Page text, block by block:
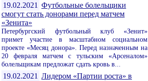
19.02.2021 Футбольные болельщики
смогут стать донорами перед матчем
«Зенита»
Петербургский футбольный клуб «Зенит»
примет участие в масштабном социальном
проекте «Месяц донора». Перед назначенным на
20 февраля матчем с тульским «Арсеналом»
болельщикам предложат сдать кровь в...
19.02.2021 Лидером «Партии роста» в